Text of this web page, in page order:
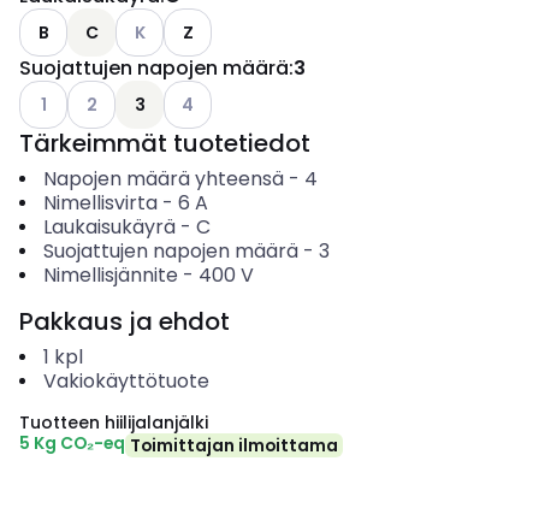
B C Katso käytettävissä olevat vaihtoehdot
K Z
Suojattujen napojen määrä:3
Katso käytettävissä olevat vaihtoehdot
1 Katso käytettävissä olevat vaihtoehdot
2 3 Katso käytettävissä olevat vaihtoehdot
4
Tärkeimmät tuotetiedot
Napojen määrä yhteensä- 4
Nimellisvirta- 6 A
Laukaisukäyrä- C
Suojattujen napojen määrä- 3
Nimellisjännite - 400 V
Pakkaus ja ehdot
1 kpl
Vakiokäyttötuote
Tuotteen hiilijalanjälki
5 Kg CO₂-eq Toimittajan ilmoittama